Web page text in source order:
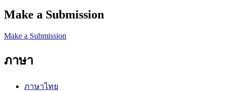
Make a Submission
Make a Submission
ภาษา
ภาษาไทย